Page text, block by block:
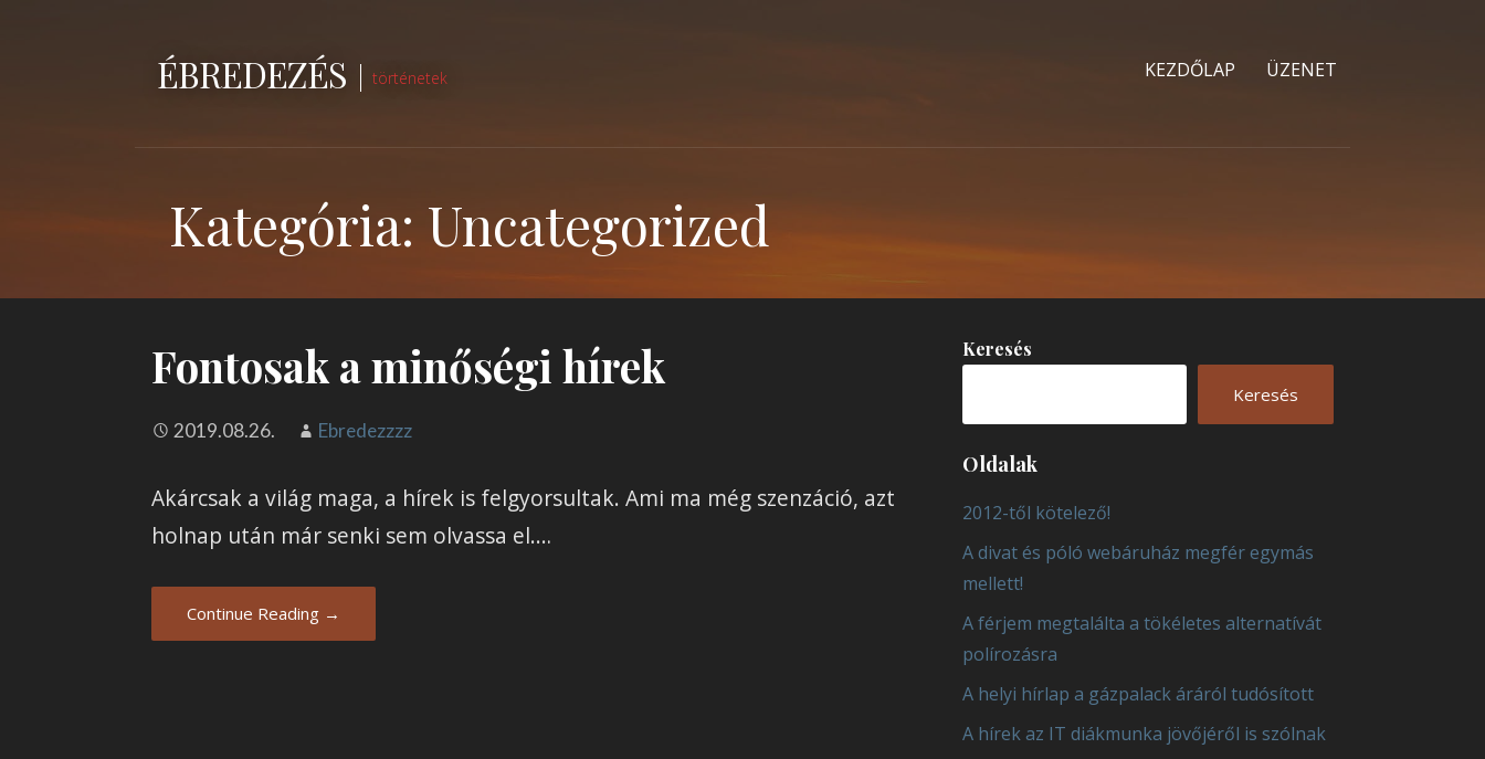
ÉBREDEZÉS történetek KEZDŐLAP ÜZENET
Kategória: Uncategorized
Fontosak a minőségi hírek
2019.08.26. Ebredezzzz
Akárcsak a világ maga, a hírek is felgyorsultak. Ami ma még szenzáció, azt
holnap után már senki sem olvassa el.…
Continue Reading →
Keresés
Keresés
Oldalak
2012-től kötelező!
A divat és póló webáruház megfér egymás
mellett!
A férjem megtalálta a tökéletes alternatívát
polírozásra
A helyi hírlap a gázpalack áráról tudósított
A hírek az IT diákmunka jövőjéről is szólnak